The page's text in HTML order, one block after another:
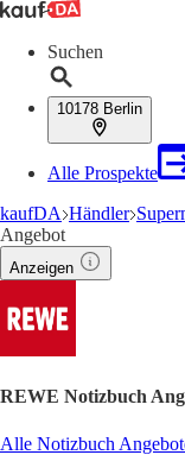
Suchen
10178 Berlin
Alle Prospekte
kaufDA Händler
Angebot
Anzeigen
REWE Notizbuch
Alle Notizbuch